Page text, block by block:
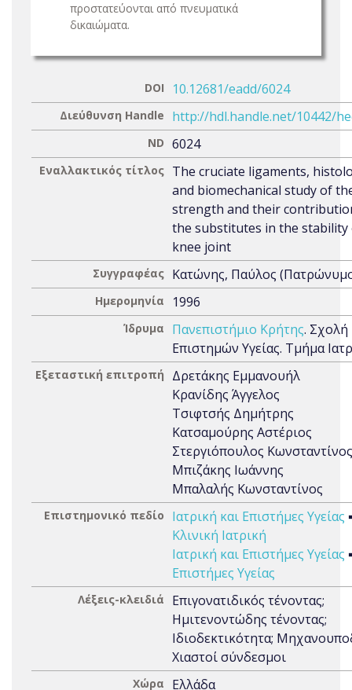
προστατεύονται από πνευματικά
δικαιώματα.
DOI 10.12681/eadd/6024
Διεύθυνση Handle http://hdl.handle.net/10442/
ND 6024
Εναλλακτικός τίτλος The cruciate ligaments,
and biomechanical study of
strength and their
the substitutes in the stability
knee joint
Συγγραφέας Κατώνης, Παύλος
Ημερομηνία 1996
Ίδρυμα Πανεπιστήμιο Κρήτης. Σχολή
Επιστημών Υγείας. Τμήμα
Εξεταστική επιτροπή
Δρετάκης Εμμανουήλ
Κρανίδης Άγγελος
Τσιφτσής Δημήτρης
Κατσαμούρης Αστέριος
Στεργιόπουλος Κωνσταντίνος
Μπιζάκης Ιωάννης
Μπαλαλής Κωνσταντίνος
Επιστημονικό πεδίο Ιατρική και Επιστήμες Υγείας
Κλινική Ιατρική
Ιατρική και Επιστήμες Υγείας
Επιστήμες Υγείας
Λέξεις-κλειδιά
Επιγονατιδικός τένοντας;
Ημιτενοντώδης τένοντας;
Ιδιοδεκτικότητα;
Χιαστοί σύνδεσμοι
Χώρα Ελλάδα